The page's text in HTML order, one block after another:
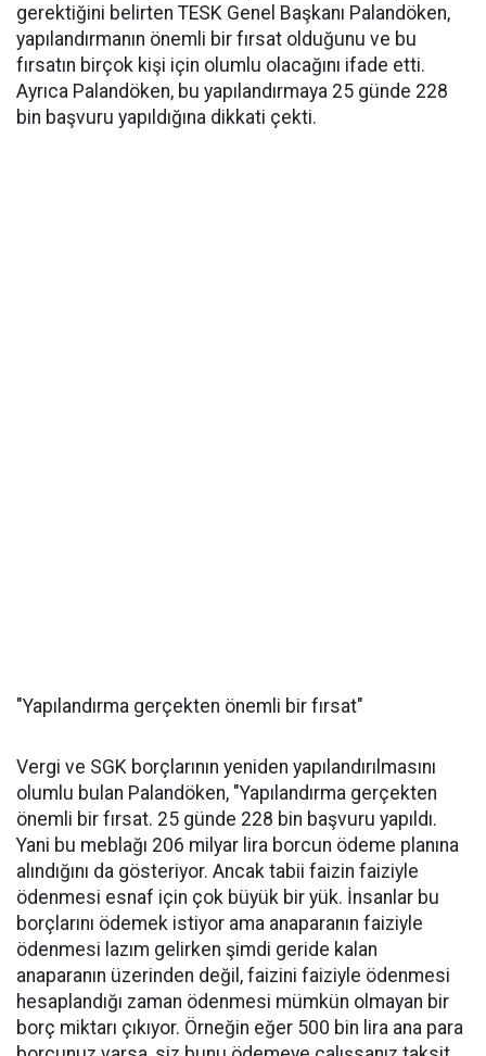
gerektiğini belirten TESK Genel Başkanı Palandöken,
yapılandırmanın önemli bir fırsat olduğunu ve bu
fırsatın birçok kişi için olumlu olacağını ifade etti.
Ayrıca Palandöken, bu yapılandırmaya 25 günde 228
bin başvuru yapıldığına dikkati çekti.
"Yapılandırma gerçekten önemli bir fırsat"
Vergi ve SGK borçlarının yeniden yapılandırılmasını
olumlu bulan Palandöken, "Yapılandırma gerçekten
önemli bir fırsat. 25 günde 228 bin başvuru yapıldı.
Yani bu meblağı 206 milyar lira borcun ödeme planına
alındığını da gösteriyor. Ancak tabii faizin faiziyle
ödenmesi esnaf için çok büyük bir yük. İnsanlar bu
borçlarını ödemek istiyor ama anaparanın faiziyle
ödenmesi lazım gelirken şimdi geride kalan
anaparanın üzerinden değil, faizini faiziyle ödenmesi
hesaplandığı zaman ödenmesi mümkün olmayan bir
borç miktarı çıkıyor. Örneğin eğer 500 bin lira ana para